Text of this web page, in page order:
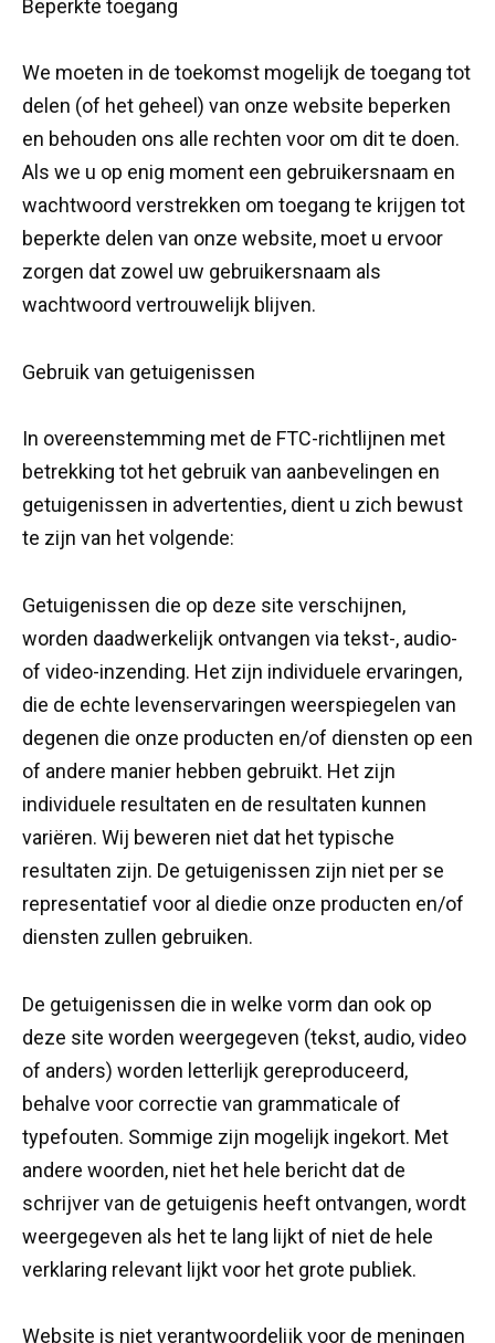
Beperkte toegang
We moeten in de toekomst mogelijk de toegang tot
delen (of het geheel) van onze website beperken
en behouden ons alle rechten voor om dit te doen.
Als we u op enig moment een gebruikersnaam en
wachtwoord verstrekken om toegang te krijgen tot
beperkte delen van onze website, moet u ervoor
zorgen dat zowel uw gebruikersnaam als
wachtwoord vertrouwelijk blijven.
Gebruik van getuigenissen
In overeenstemming met de FTC-richtlijnen met
betrekking tot het gebruik van aanbevelingen en
getuigenissen in advertenties, dient u zich bewust
te zijn van het volgende:
Getuigenissen die op deze site verschijnen,
worden daadwerkelijk ontvangen via tekst-, audio-
of video-inzending. Het zijn individuele ervaringen,
die de echte levenservaringen weerspiegelen van
degenen die onze producten en/of diensten op een
of andere manier hebben gebruikt. Het zijn
individuele resultaten en de resultaten kunnen
variëren. Wij beweren niet dat het typische
resultaten zijn. De getuigenissen zijn niet per se
representatief voor al diedie onze producten en/of
diensten zullen gebruiken.
De getuigenissen die in welke vorm dan ook op
deze site worden weergegeven (tekst, audio, video
of anders) worden letterlijk gereproduceerd,
behalve voor correctie van grammaticale of
typefouten. Sommige zijn mogelijk ingekort. Met
andere woorden, niet het hele bericht dat de
schrijver van de getuigenis heeft ontvangen, wordt
weergegeven als het te lang lijkt of niet de hele
verklaring relevant lijkt voor het grote publiek.
Website is niet verantwoordelijk voor de meningen